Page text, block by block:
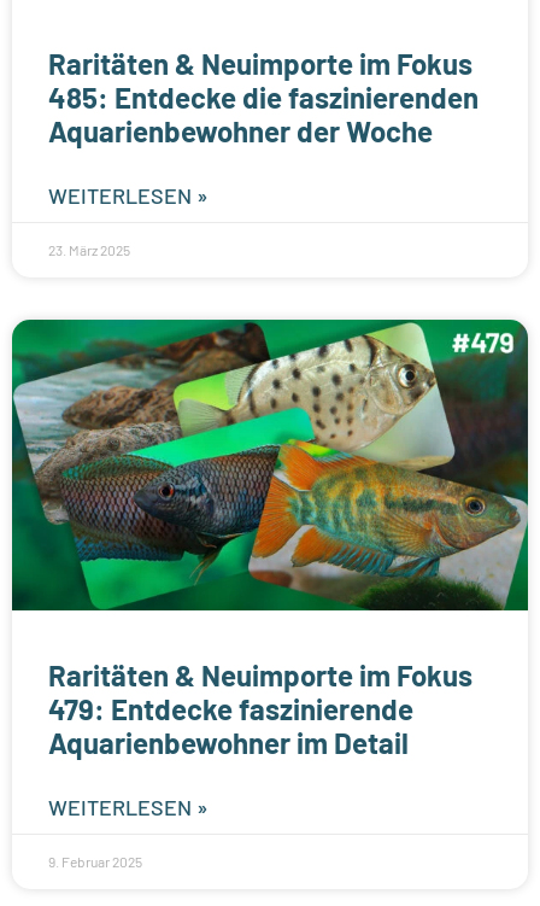
Raritäten & Neuimporte im Fokus
485: Entdecke die faszinierenden
Aquarienbewohner der Woche
WEITERLESEN »
23. März 2025
Raritäten & Neuimporte im Fokus
479: Entdecke faszinierende
Aquarienbewohner im Detail
WEITERLESEN »
9. Februar 2025